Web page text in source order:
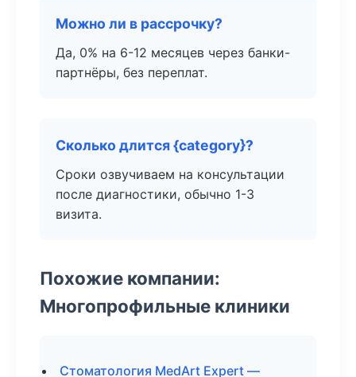
Можно ли в рассрочку?
Да, 0% на 6-12 месяцев через банки-
партнёры, без переплат.
Сколько длится {category}?
Сроки озвучиваем на консультации
после диагностики, обычно 1-3
визита.
Похожие компании:
Многопрофильные клиники
Стоматология MedArt Expert —